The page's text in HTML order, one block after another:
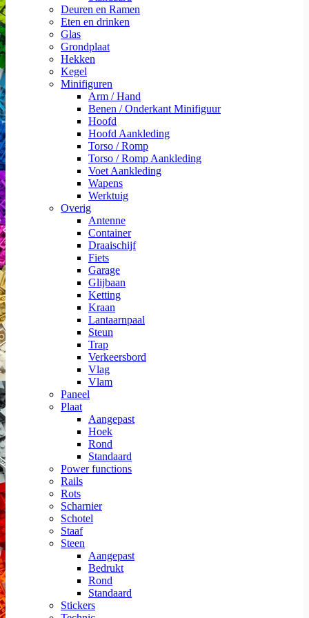
Deuren en Ramen
Eten en drinken
Glas
Grondplaat
Hekken
Kegel
Minifiguren
Arm / Hand
Benen / Onderkant Minifiguur
Hoofd
Hoofd Aankleding
Torso / Romp
Torso / Romp Aankleding
Voet Aankleding
Wapens
Werktuig
Overig
Antenne
Container
Draaischijf
Fiets
Garage
Glijbaan
Ketting
Kraan
Lantaarnpaal
Steun
Trap
Verkeersbord
Vlag
Vlam
Paneel
Plaat
Aangepast
Hoek
Rond
Standaard
Power functions
Rails
Rots
Scharnier
Schotel
Staaf
Steen
Aangepast
Bedrukt
Rond
Standaard
Stickers